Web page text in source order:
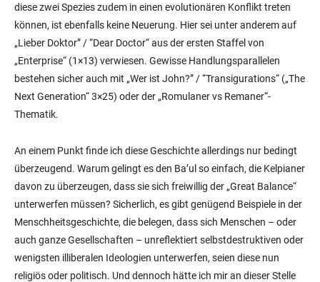
diese zwei Spezies zudem in einen evolutionären Konflikt treten
können, ist ebenfalls keine Neuerung. Hier sei unter anderem auf
„Lieber Doktor” / “Dear Doctor“ aus der ersten Staffel von
„Enterprise“ (1×13) verwiesen. Gewisse Handlungsparallelen
bestehen sicher auch mit „Wer ist John?” / “Transigurations“ („The
Next Generation“ 3×25) oder der „Romulaner vs Remaner“-
Thematik.
An einem Punkt finde ich diese Geschichte allerdings nur bedingt
überzeugend. Warum gelingt es den Ba’ul so einfach, die Kelpianer
davon zu überzeugen, dass sie sich freiwillig der „Great Balance“
unterwerfen müssen? Sicherlich, es gibt genügend Beispiele in der
Menschheitsgeschichte, die belegen, dass sich Menschen – oder
auch ganze Gesellschaften – unreflektiert selbstdestruktiven oder
wenigsten illiberalen Ideologien unterwerfen, seien diese nun
religiös oder politisch. Und dennoch hätte ich mir an dieser Stelle